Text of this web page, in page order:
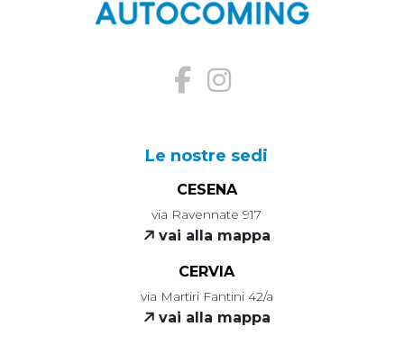
Le nostre sedi
CESENA
via Ravennate 917
vai alla mappa
CERVIA
via Martiri Fantini 42/a
vai alla mappa